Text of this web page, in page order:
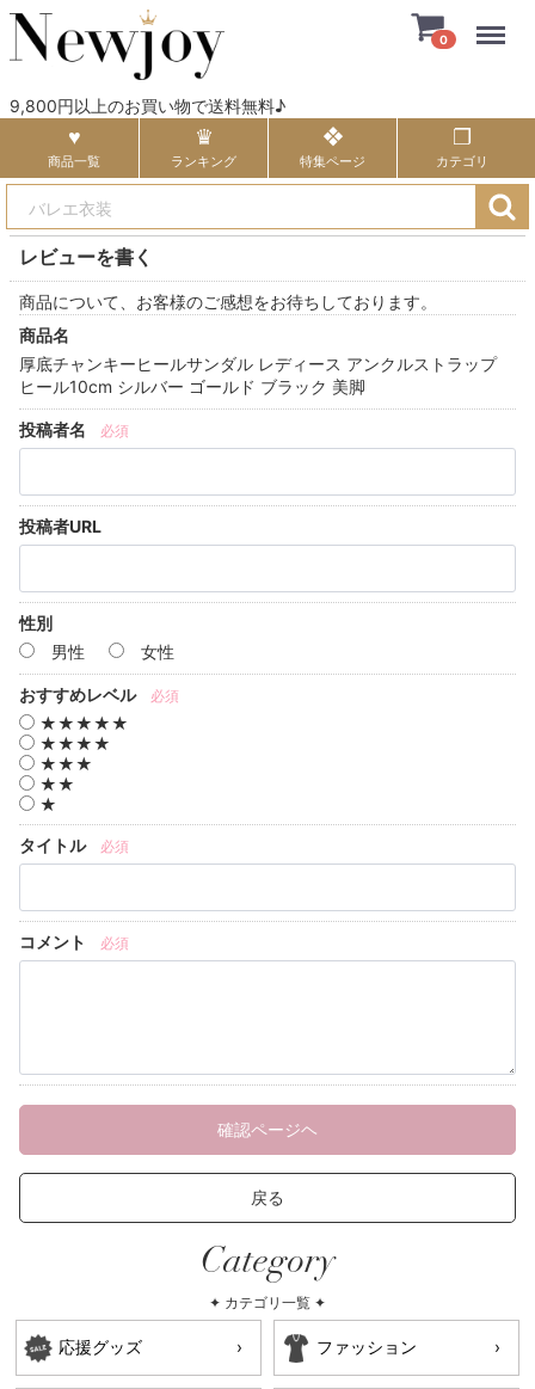
9,800円以上のお買い物で送料無料♪
0
商品一覧 ランキング 特集ページ カテゴリ
レビューを書く
商品について、お客様のご感想をお待ちしております。
商品名
厚底チャンキーヒールサンダル レディース アンクルストラップ
ヒール10cm シルバー ゴールド ブラック 美脚
投稿者名 必須
投稿者URL
性別
男性
女性
おすすめレベル 必須
★★★★★
★★★★
★★★
★★
★
タイトル
必須
コメント 必須
確認ページヘ
戻る
Category
✦ カテゴリ一覧 ✦
応援グッズ ファッション